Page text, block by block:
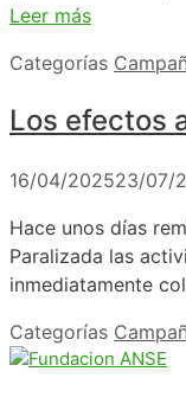
Leer más
Categorías
Los efectos
16/04/202523/07/
Hace unos días
Paralizada las
inmediatamente
Categorías